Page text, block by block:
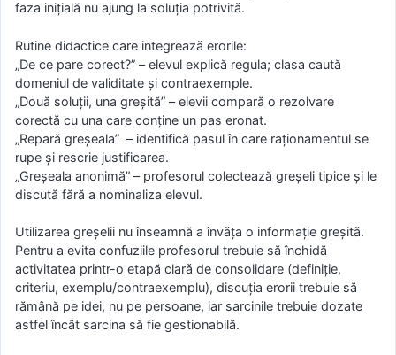
faza inițială nu ajung la soluția potrivitǎ.
Rutine didactice care integreazǎ erorile:
„De ce pare corect?” – elevul explică regula; clasa caută
domeniul de validitate și contraexemple.
„Două soluții, una greșită” – elevii compară o rezolvare
corectă cu una care conține un pas eronat.
„Repară greșeala” – identifică pasul în care raționamentul se
rupe și rescrie justificarea.
„Greșeala anonimă” – profesorul colectează greșeli tipice și le
discută fără a nominaliza elevul.
Utilizarea greșelii nu înseamnă a învǎța o informație greşitǎ.
Pentru a evita confuziile profesorul trebuie să închidă
activitatea printr-o etapă clarǎ de consolidare (definiție,
criteriu, exemplu/contraexemplu), discuția erorii trebuie să
rămână pe idei, nu pe persoane, iar sarcinile trebuie dozate
astfel încât sarcina să fie gestionabilă.